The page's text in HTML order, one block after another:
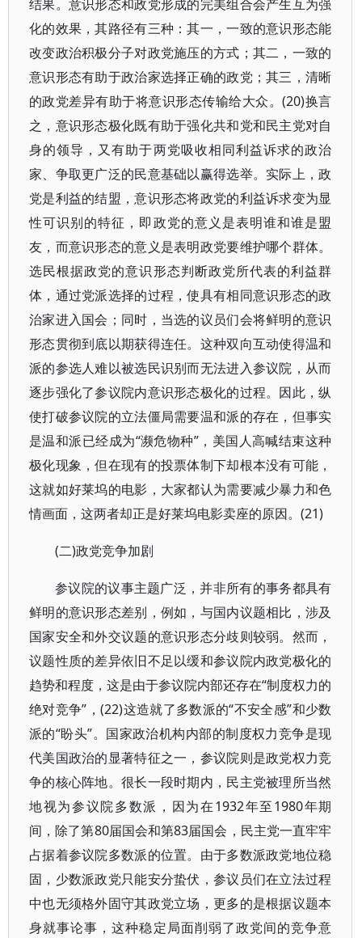
结果。意识形态和政党形成的完美组合会产生互为强
化的效果，其路径有三种：其一，一致的意识形态能
改变政治积极分子对政党施压的方式；其二，一致的
意识形态有助于政治家选择正确的政党；其三，清晰
的政党差异有助于将意识形态传输给大众。(20)换言
之，意识形态极化既有助于强化共和党和民主党对自
身的领导，又有助于两党吸收相同利益诉求的政治
家、争取更广泛的民意基础以赢得选举。实际上，政
党是利益的结盟，意识形态将政党的利益诉求变为显
性可识别的特征，即政党的意义是表明谁和谁是盟
友，而意识形态的意义是表明政党要维护哪个群体。
选民根据政党的意识形态判断政党所代表的利益群
体，通过党派选择的过程，使具有相同意识形态的政
治家进入国会；同时，当选的议员们会将鲜明的意识
形态贯彻到底以期获得连任。这种双向互动使得温和
派的参选人难以被选民识别而无法进入参议院，从而
逐步强化了参议院内意识形态极化的过程。因此，纵
使打破参议院的立法僵局需要温和派的存在，但事实
是温和派已经成为“濒危物种”，美国人高喊结束这种
极化现象，但在现有的投票体制下却根本没有可能，
这就如好莱坞的电影，大家都认为需要减少暴力和色
情画面，这两者却正是好莱坞电影卖座的原因。(21)
(二)政党竞争加剧
参议院的议事主题广泛，并非所有的事务都具有
鲜明的意识形态差别，例如，与国内议题相比，涉及
国家安全和外交议题的意识形态分歧则较弱。然而，
议题性质的差异依旧不足以缓和参议院内政党极化的
趋势和程度，这是由于参议院内部还存在“制度权力的
绝对竞争”，(22)这造就了多数派的“不安全感”和少数
派的“盼头”。国家政治机构内部的制度权力竞争是现
代美国政治的显著特征之一，参议院则是政党权力竞
争的核心阵地。很长一段时期内，民主党被理所当然
地视为参议院多数派，因为在1932年至1980年期
间，除了第80届国会和第83届国会，民主党一直牢牢
占据着参议院多数派的位置。由于多数派政党地位稳
固，少数派政党只能安分蛰伏，参议员们在立法过程
中也无须格外固守其政党立场，更多的是根据议题本
身就事论事，这种稳定局面削弱了政党间的竞争意